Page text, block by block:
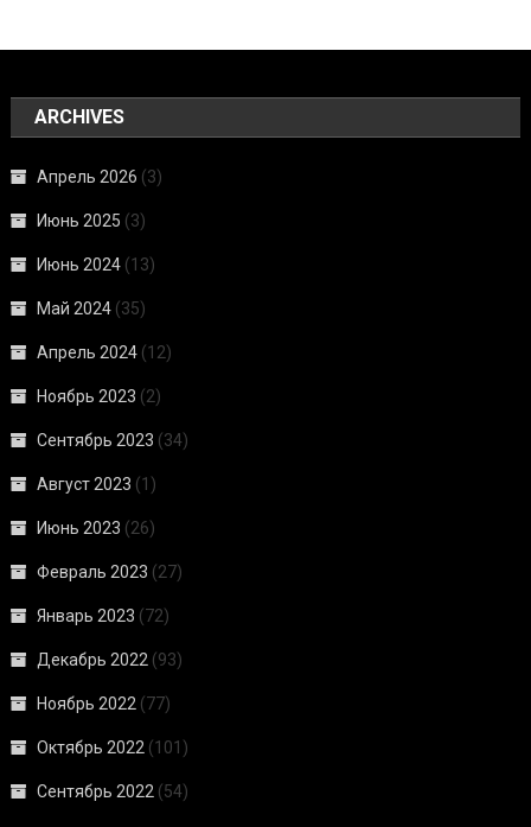
ARCHIVES
Апрель 2026 (3)
Июнь 2025 (3)
Июнь 2024 (13)
Май 2024 (35)
Апрель 2024 (12)
Ноябрь 2023 (2)
Сентябрь 2023 (34)
Август 2023 (1)
Июнь 2023 (26)
Февраль 2023 (27)
Январь 2023 (72)
Декабрь 2022 (93)
Ноябрь 2022 (77)
Октябрь 2022 (101)
Сентябрь 2022 (54)